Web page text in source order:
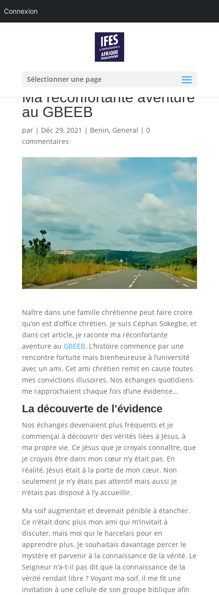
Connexion
Sélectionner une page
Ma réconfortante aventure
au GBEEB
par | Déc 29, 2021 | Benin, General | 0
commentaires
Naître dans une famille chrétienne peut faire croire
qu’on est d’office chrétien. Je suis Céphas Sokegbe, et
dans cet article, je raconte ma réconfortante
aventure au GBEEB. L’histoire commence par une
rencontre fortuite mais bienheureuse à l’université
avec un ami. Cet ami chrétien remit en cause toutes
mes convictions illusoires. Nos échanges quotidiens
me rapprochaient chaque fois d’une évidence…
La découverte de l’évidence
Nos échanges devenaient plus fréquents et je
commençai à découvrir des vérités liées à Jésus, à
ma propre vie. Ce Jésus que je croyais connaître, que
je croyais être dans mon cœur n’y était pas. En
réalité, Jésus était à la porte de mon cœur. Non
seulement je n’y étais pas attentif mais aussi je
n’étais pas disposé à l’y accueillir.
Ma soif augmentait et devenait pénible à étancher.
Ce n’était donc plus mon ami qui m’invitait à
discuter, mais moi qui le harcelais pour en
apprendre plus. Je souhaitais davantage percer le
mystère et parvenir à la connaissance de la vérité. Le
Seigneur n’a-t-il pas dit que la connaissance de la
vérité rendait libre ? Voyant ma soif, il me fit une
invitation à une cellule de son groupe biblique afin